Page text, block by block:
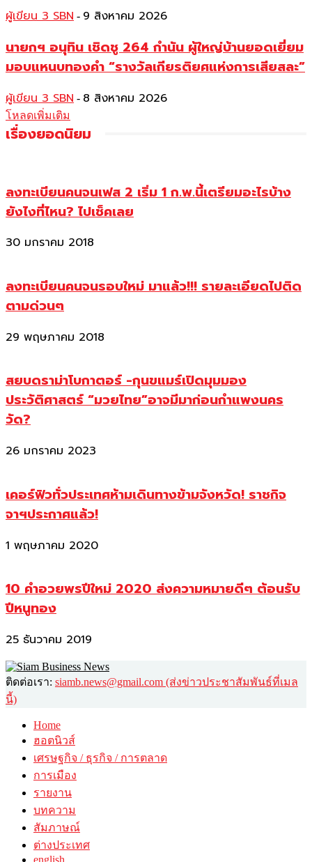
ผู้เขียน 3 SBN - 9 สิงหาคม 2026
นายกฯ อนุทิน เชิดชู 264 กำนัน ผู้ใหญ่บ้านยอดเยี่ยม
มอบแหนบทองคำ “รางวัลเกียรติยศแห่งการเสียสละ”
ผู้เขียน 3 SBN - 8 สิงหาคม 2026
โหลดเพิ่มเติม
เรื่องยอดนิยม
ลงทะเบียนคนจนเฟส 2 เริ่ม 1 ก.พ.นี้เตรียมอะไรบ้าง
ยังไงที่ไหน? ไปเช็คเลย
30 มกราคม 2018
ลงทะเบียนคนจนรอบใหม่ มาแล้ว!!! รายละเอียดไปติด
ตามด่วนๆ
29 พฤษภาคม 2018
สยบดราม่าโบกาตอร์ -กุนขแมร์เปิดมุมมอง
ประวัติศาสตร์ “มวยไทย”อาจมีมาก่อนกำแพงนคร
วัด?
26 มกราคม 2023
เคอร์ฟิวทั่วประเทศห้ามเดินทางข้ามจังหวัด! ราชกิจ
จาฯประกาศแล้ว!
1 พฤษภาคม 2020
10 คำอวยพรปีใหม่ 2020 ส่งความหมายดีๆ ต้อนรับ
ปีหนูทอง
25 ธันวาคม 2019
ติดต่อเรา: siamb.news@gmail.com (ส่งข่าวประชาสัมพันธ์ที่เมล
นี้)
Home
ฮอตนิวส์
เศรษฐกิจ / ธุรกิจ / การตลาด
การเมือง
รายงาน
บทความ
สัมภาษณ์
ต่างประเทศ
english